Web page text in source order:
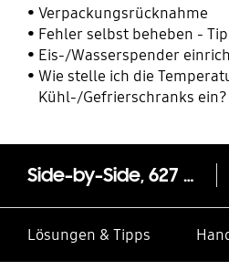
Verpackungsrücknahme
Fehler selbst beheben -
Eis-/Wasserspender
Wie stelle ich die
Kühl-/Gefrierschranks ein?
Side-by-Side, 627 ℓ, Premium Black Steel
Lösungen & Tipps